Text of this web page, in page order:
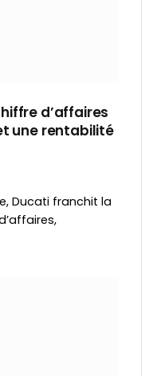
d’affaires
une rentabilité
Ducati franchit la